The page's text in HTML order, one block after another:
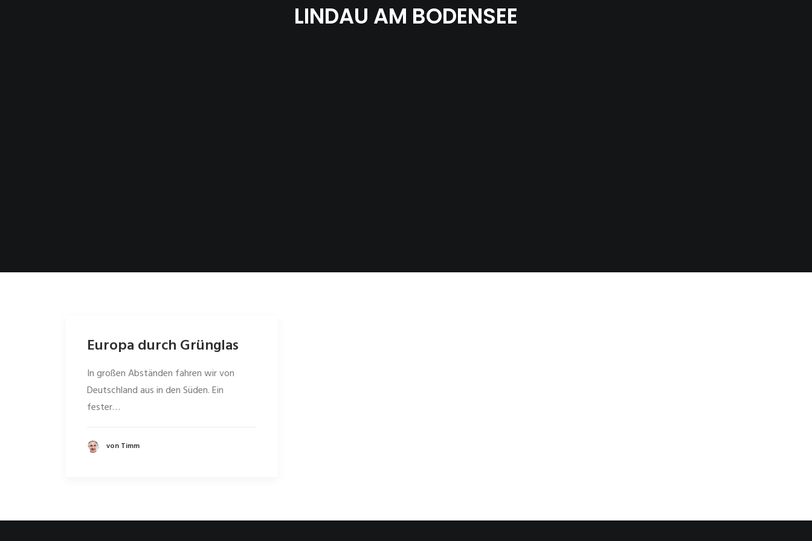
LINDAU AM BODENSEE
Europa durch Grünglas
In großen Abständen fahren wir von
Deutschland aus in den Süden. Ein
fester…
von Timm